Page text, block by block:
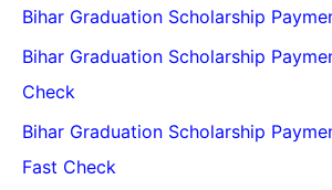
Bihar Graduation Scholarship
Bihar Graduation Scholarship
Check
Bihar Graduation Scholarship
Fast Check